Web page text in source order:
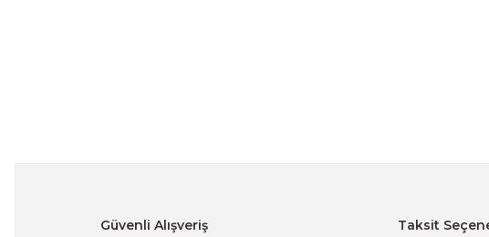
Güvenli Alışveriş Taksit